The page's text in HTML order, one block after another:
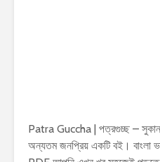
Patra Guccha | পত্রগুচ্ছ –
অন্যতম জনপ্রিয় একটি বই। বাংলা